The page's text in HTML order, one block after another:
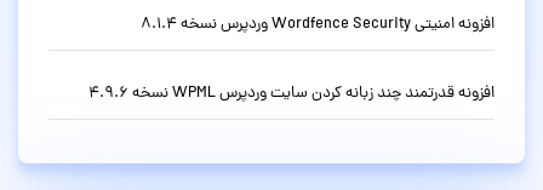
افزونه امنیتی Wordfence Security وردپرس نسخه 8.1.4
افزونه قدرتمند چند زبانه کردن سایت وردپرس WPML نسخه 4.9.6